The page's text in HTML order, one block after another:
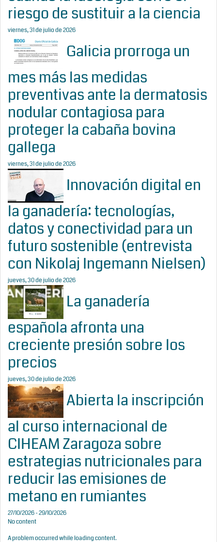
riesgo de sustituir a la ciencia
viernes, 31 de julio de 2026
Galicia prorroga un
mes más las medidas
preventivas ante la dermatosis
nodular contagiosa para
proteger la cabaña bovina
gallega
viernes, 31 de julio de 2026
Innovación digital en
la ganadería: tecnologías,
datos y conectividad para un
futuro sostenible (entrevista
con Nikolaj Ingemann Nielsen)
jueves, 30 de julio de 2026
La ganadería
española afronta una
creciente presión sobre los
precios
jueves, 30 de julio de 2026
Abierta la inscripción
al curso internacional de
CIHEAM Zaragoza sobre
estrategias nutricionales para
reducir las emisiones de
metano en rumiantes
27/10/2026 - 29/10/2026
No content
A problem occurred while loading content.